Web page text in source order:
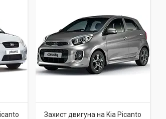
Захист двигуна на Kia Picanto